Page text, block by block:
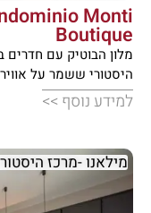
Monti
Boutique
מלון הבוטיק עם חדרים
היסטורי ששמר על
למידע נוסף >>
מילאנו -מרכז